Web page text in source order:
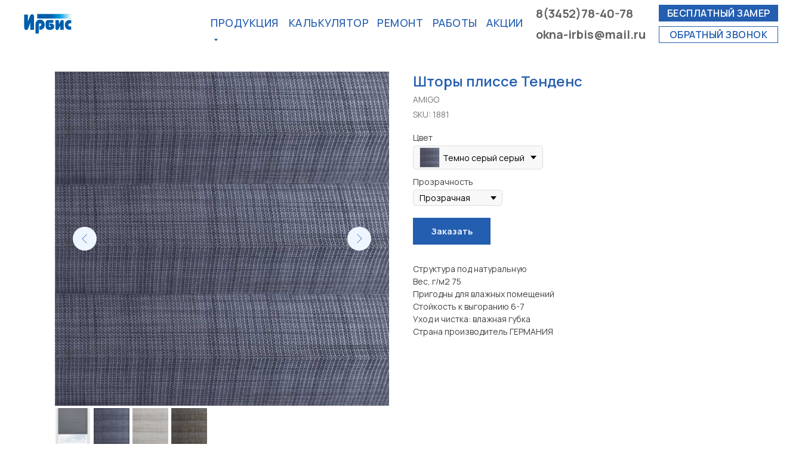
8(3452)78-40-78
okna-irbis@mail.ru
БЕСПЛАТНЫЙ ЗАМЕР
ОБРАТНЫЙ ЗВОНОК
ПРОДУКЦИЯ КАЛЬКУЛЯТОР АКЦИИ
РЕМОНТ РАБОТЫ
Шторы плиссе Тенденс
AMIGO
SKU: 1881
Цвет
Темно серый серый
Прозрачность
Заказать
Структура под натуральную
Вес, г/м2 75
Пригодны для влажных помещений
Стойкость к выгоранию 6-7
Уход и чистка: влажная губка
Страна производитель ГЕРМАНИЯ